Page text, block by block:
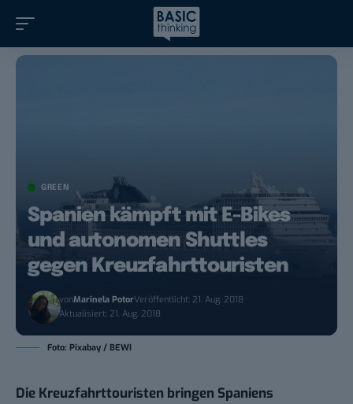
GREEN
Spanien kämpft mit E-Bikes
und autonomen Shuttles
gegen Kreuzfahrttouristen
vonMarinela PotorVeröffentlicht: 21. Aug. 2018
Aktualisiert: 21. Aug. 2018
Foto: Pixabay / BEWI
Die Kreuzfahrttouristen bringen Spaniens